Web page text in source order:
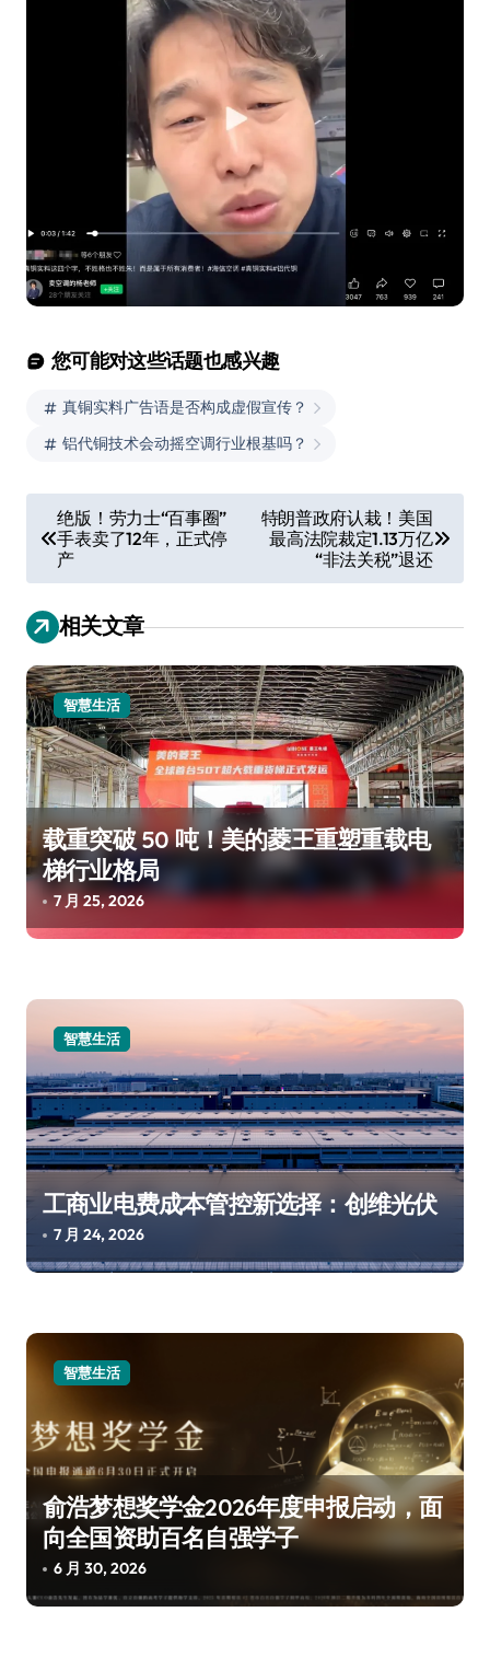
您可能对这些话题也感兴趣
真铜实料广告语是否构成虚假宣传？
铝代铜技术会动摇空调行业根基吗？
章
导
航
绝版！劳力士“百事圈”
手表卖了12年，正式停
产
特朗普政府认栽！美国
最高法院裁定1.13万亿
“非法关税”退还
相关文章
智慧生活
载重突破 50 吨！美的菱王重塑重载电
梯行业格局
7 月 25, 2026
智慧生活
工商业电费成本管控新选择：创维光伏
7 月 24, 2026
智慧生活
俞浩梦想奖学金2026年度申报启动，面
向全国资助百名自强学子
6 月 30, 2026